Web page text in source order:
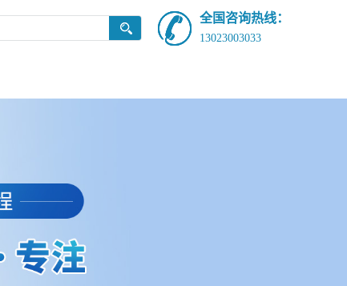
全国咨询热线：
13023003033